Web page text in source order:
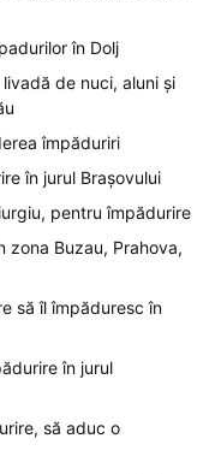
în Dolj
de nuci, aluni și
împăduriri
în jurul Brașovului
pentru împădurire
zona Buzau, Prahova,
să îl împăduresc în
în jurul
să aduc o